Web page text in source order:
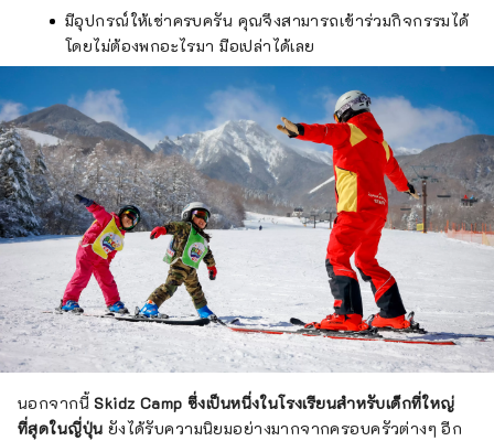
มีอุปกรณ์ให้เช่าครบครัน คุณจึงสามารถเข้าร่วมกิจกรรมได้
โดยไม่ต้องพกอะไรมา มือเปล่าได้เลย
นอกจากนี้Skidz Camp ซึ่งเป็นหนึ่งในโรงเรียนสำหรับเด็กที่ใหญ่
ที่สุดในญี่ปุ่น ยังได้รับความนิยมอย่างมากจากครอบครัวต่างๆ อีก